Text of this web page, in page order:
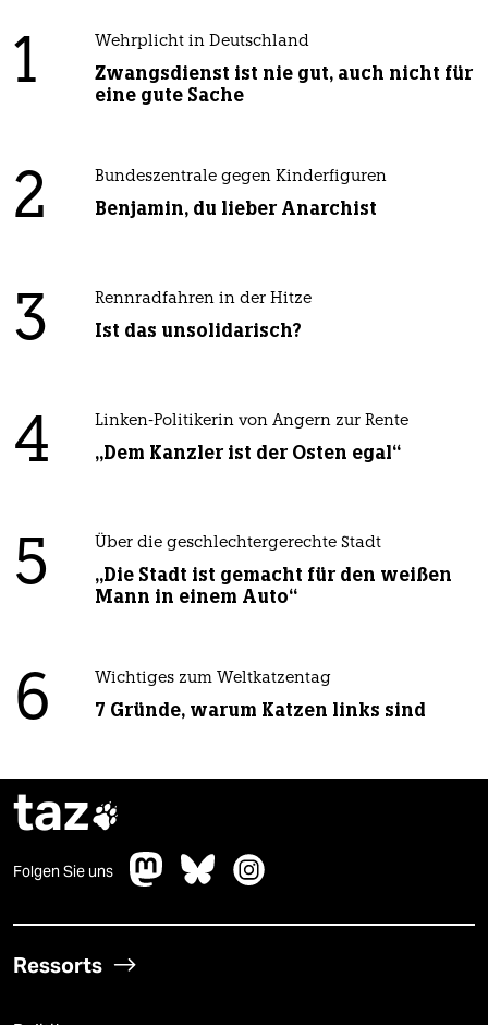
1 Wehrplicht in Deutschland
Zwangsdienst ist nie gut, auch nicht für
eine gute Sache
2 Bundeszentrale gegen Kinderfiguren
Benjamin, du lieber Anarchist
3 Rennradfahren in der Hitze
Ist das unsolidarisch?
4 Linken-Politikerin von Angern zur Rente
„Dem Kanzler ist der Osten egal“
5 Über die geschlechtergerechte Stadt
„Die Stadt ist gemacht für den weißen
Mann in einem Auto“
6 Wichtiges zum Weltkatzentag
7 Gründe, warum Katzen links sind
taz
Folgen Sie uns
Ressorts